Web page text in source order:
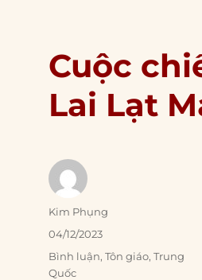
Cuộc
Lai Lạt
Author
Kim Phụng
Posted
on
04/12/2023
Categories
Bình luận,Tôn giáo,Trung
Quốc